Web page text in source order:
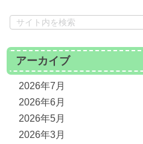
アーカイブ
2026年7月
2026年6月
2026年5月
2026年3月